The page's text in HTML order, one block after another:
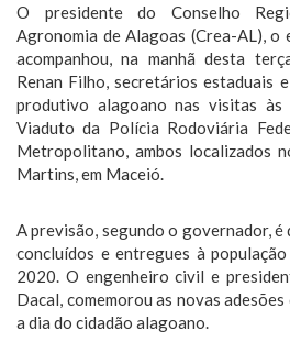
O presidente do Conselho
Agronomia de Alagoas (Crea-AL), o
acompanhou, na manhã desta
Renan Filho, secretários estaduais
produtivo alagoano nas visitas às
Viaduto da Polícia Rodoviária
Metropolitano, ambos localizados
Martins, em Maceió.
A previsão, segundo o governador, é
concluídos e entregues à
2020. O engenheiro civil e
Dacal, comemorou as novas
a dia do cidadão alagoano.